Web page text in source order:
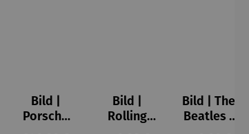
Bild |
Porsche
Bild |
Rolling
Bild | The
Beatles -